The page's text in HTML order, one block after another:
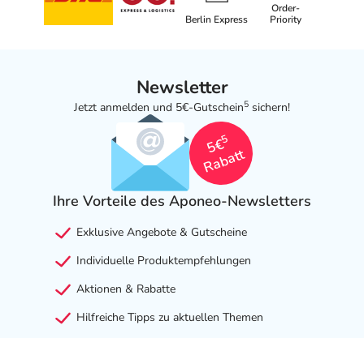
Berlin Express
Order-
Priority
Newsletter
Jetzt anmelden und 5€-Gutschein5 sichern!
5€
5
Rabatt
Ihre Vorteile des Aponeo-Newsletters
Exklusive Angebote & Gutscheine
Individuelle Produktempfehlungen
Aktionen & Rabatte
Hilfreiche Tipps zu aktuellen Themen